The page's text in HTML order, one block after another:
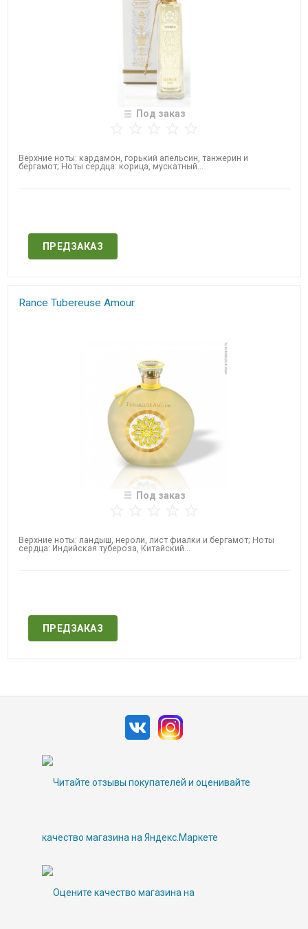
Под заказ
Верхние ноты: кардамон, горький апельсин, танжерин и
бергамот; Ноты сердца: корица, мускатный...
ПРЕДЗАКАЗ
Rance Tubereuse Amour
Под заказ
Верхние ноты: ландыш, нероли, лист фиалки и бергамот; Ноты
сердца: Индийская тубероза, Китайский...
ПРЕДЗАКАЗ